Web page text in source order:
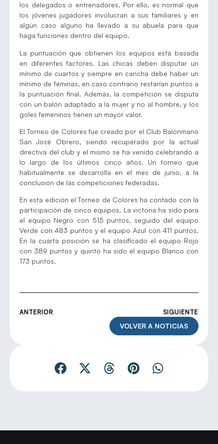
los delegados o entrenadores. Por ello, es normal que
los jóvenes jugadores involucran a sus familiares y en
algún caso alguno ha llevado a su abuela para que
haga funciones dentro del equipo.
La puntuación que obtienen los equipos está basada
en diferentes factores. Las chicas deben disputar un
mínimo de cuartos y siempre en cancha debe haber un
mínimo de féminas, en caso contrario restarían puntos a
la puntuación final. Además, la competición se disputa
con un balón adaptado a la mujer y no al hombre, y los
goles femeninos tienen un mayor valor.
El Torneo de Colores fue creado por el Club Balonmano
San José Obrero, siendo recuperado por la actual
directiva del club y el mismo se ha venido celebrando a
lo largo de los últimos cinco años. Un torneo que
habitualmente se desarrolla en el mes de junio, a la
conclusión de las competiciones federadas.
En esta edición el Torneo de Colores ha contado con la
participación de cinco equipos. La victoria ha sido para
el equipo Negro con 515 puntos, seguido del equipo
Verde con 483 puntos y el equipo Azul con 411 puntos.
En la cuarta posición se ha clasificado el equipo Rojo
con 389 puntos y quinto ha sido el equipo Blanco con
173 puntos.
ANTERIOR SIGUIENTE
VOLVER A NOTICIAS